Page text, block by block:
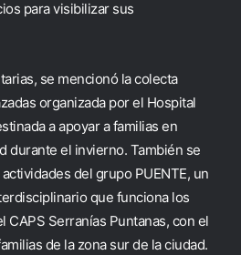
para visibilizar sus
se mencionó la colecta
organizada por el Hospital
a apoyar a familias en
durante el invierno. También se
del grupo PUENTE, un
que funciona los
CAPS Serranías Puntanas, con el
de la zona sur de la ciudad.